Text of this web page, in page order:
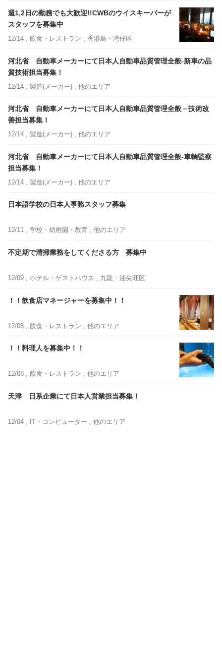
週1,2日の勤務でも大歓迎!!CWBのウイスキーバーが
スタッフを募集中
12/14 , 飲食・レストラン , 香港島・湾仔区
河北省 自動車メーカーにて日本人自動車品質管理全般-新車の品
質技術担当募集！
12/14 , 製造(メーカー) , 他のエリア
河北省 自動車メーカーにて日本人自動車品質管理全般－技術改
善担当募集！
12/14 , 製造(メーカー) , 他のエリア
河北省 自動車メーカーにて日本人自動車品質管理全般-車輌監察
担当募集！
12/14 , 製造(メーカー) , 他のエリア
日本語学校の日本人事務スタッフ募集
12/11 , 学校・幼稚園・教育 , 他のエリア
不定期で清掃業務をしてくださる方 募集中
12/09 , ホテル・ゲストハウス , 九龍・油尖旺区
！！飲食店マネージャーを募集中！！
12/08 , 飲食・レストラン , 他のエリア
！！料理人を募集中！！
12/08 , 飲食・レストラン , 他のエリア
天津 日系企業にて日本人営業担当募集！
12/04 , IT・コンピューター , 他のエリア